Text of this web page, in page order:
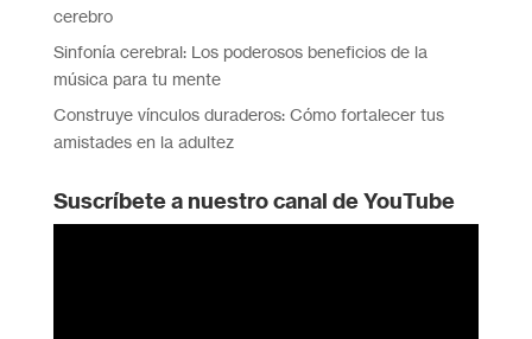
cerebro
Sinfonía cerebral: Los poderosos beneficios de la
música para tu mente
Construye vínculos duraderos: Cómo fortalecer tus
amistades en la adultez
Suscríbete a nuestro canal de YouTube